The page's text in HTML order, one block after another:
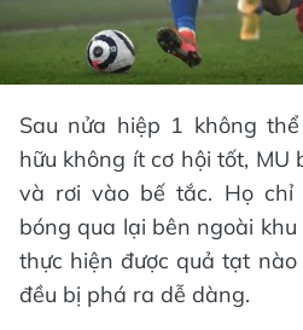
Sau nửa hiệp 1 không
hữu không ít cơ hội tốt,
và rơi vào bế tắc. Họ chỉ
bóng qua lại bên ngoài
thực hiện được quả tạt
đều bị phá ra dễ dàng.